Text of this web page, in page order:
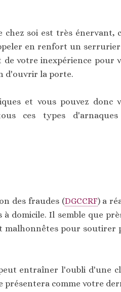
soi est très énervant,
en renfort un
votre inexpérience pour
d'ouvrir la porte.
et vous pouvez donc
ces types
des fraudes (DGCCRF) a
domicile. Il semble que
malhonnêtes pour soutirer
entraîner l'oubli d'une
présentera comme votre